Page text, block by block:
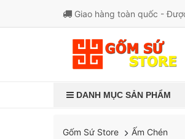
Giao hàng toàn quốc -
DANH MỤC SẢN PHẨM
Gốm Sứ Store Ấm Chén